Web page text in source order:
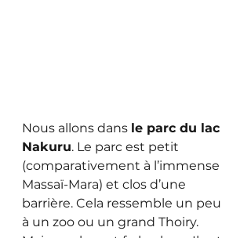
Nous allons dans le parc du lac
Nakuru. Le parc est petit
(comparativement à l’immense
Massaï-Mara) et clos d’une
barrière. Cela ressemble un peu
à un zoo ou un grand Thoiry.